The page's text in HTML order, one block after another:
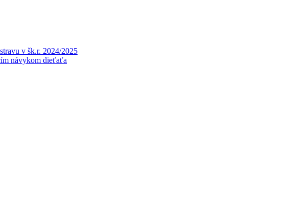
v šk.r. 2024/2025
návykom dieťaťa